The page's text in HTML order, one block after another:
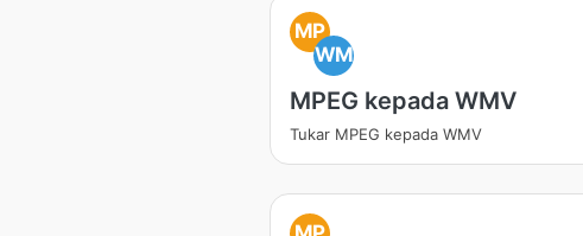
MP
WM
MPEG kepada WMV
Tukar MPEG kepada WMV